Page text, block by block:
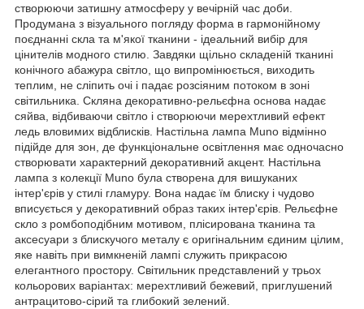
створюючи затишну атмосферу у вечірній час доби.
Продумана з візуального погляду форма в гармонійному
поєднанні скла та м'якої тканини - ідеальний вибір для
цінителів модного стилю. Завдяки щільно складеній тканині
конічного абажура світло, що випромінюється, виходить
теплим, не сліпить очі і падає розсіяним потоком в зоні
світильника. Скляна декоративно-рельєфна основа надає
сяйва, відбиваючи світло і створюючи мерехтливий ефект
ледь вловимих відблисків. Настільна лампа Muno відмінно
підійде для зон, де функціональне освітлення має одночасно
створювати характерний декоративний акцент. Настільна
лампа з колекції Muno була створена для вишуканих
інтер'єрів у стилі гламуру. Вона надає їм блиску і чудово
вписується у декоративний образ таких інтер'єрів. Рельєфне
скло з ромбоподібним мотивом, плісирована тканина та
аксесуари з блискучого металу є оригінальним єдиним цілим,
яке навіть при вимкненій лампі служить прикрасою
елегантного простору. Світильник представлений у трьох
кольорових варіантах: мерехтливий бежевий, приглушений
антрацитово-сірий та глибокий зелений.